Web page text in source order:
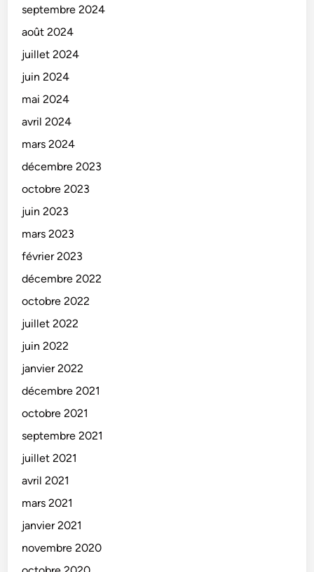
septembre 2024
août 2024
juillet 2024
juin 2024
mai 2024
avril 2024
mars 2024
décembre 2023
octobre 2023
juin 2023
mars 2023
février 2023
décembre 2022
octobre 2022
juillet 2022
juin 2022
janvier 2022
décembre 2021
octobre 2021
septembre 2021
juillet 2021
avril 2021
mars 2021
janvier 2021
novembre 2020